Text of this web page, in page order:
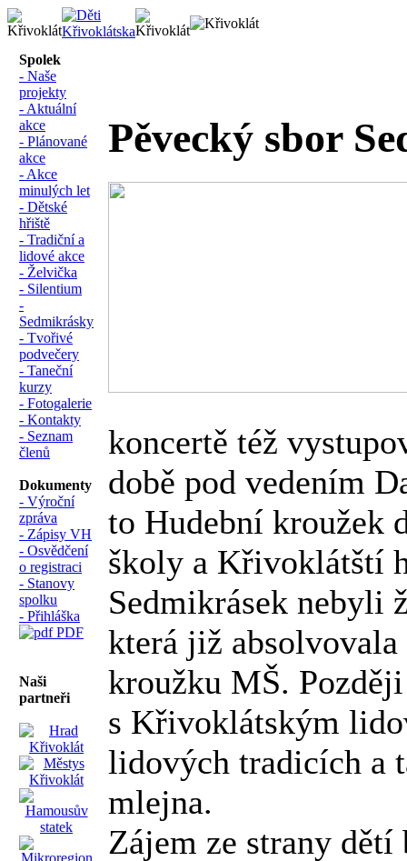
Spolek
- Naše
projekty
- Aktuální
akce
- Plánované
akce
- Akce
minulých let
- Dětské
hřiště
- Tradiční a
lidové akce
- Želvička
- Silentium
-
Sedmikrásky
- Tvořivé
podvečery
- Taneční
kurzy
- Fotogalerie
- Kontakty
- Seznam
členů
Dokumenty
- Výroční
zpráva
- Zápisy VH
- Osvědčení
o registraci
- Stanovy
spolku
- Přihláška
PDF
Naši
partneři
Pěvecký sbor
koncertě též
době pod vedením
to Hudební kroužek
školy a Křivoklátští
Sedmikrásek nebyli
která již
kroužku MŠ.
s Křivoklátským
lidových tradicích a
mlejna.
Zájem ze strany